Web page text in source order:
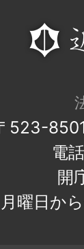
523-
電
開
曜日か